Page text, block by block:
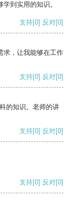
到实用的知识。
支持[0] 反对[0]
求，让我能够在工作
支持[0] 反对[0]
的知识。老师的讲
支持[0] 反对[0]
支持[0] 反对[0]